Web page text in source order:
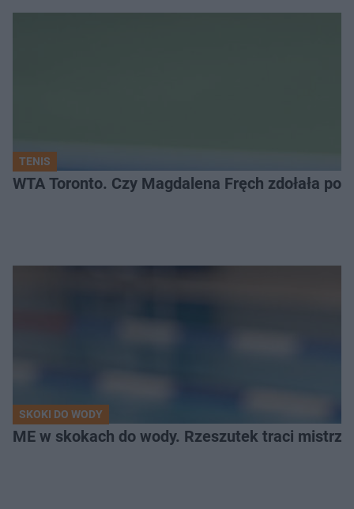
TENIS
WTA Toronto. Czy Magdalena Fręch zdołała
SKOKI DO WODY
ME w skokach do wody. Rzeszutek traci